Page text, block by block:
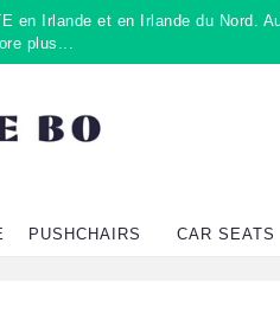
Irlande et en Irlande du Nord.
plus...
PUSHCHAIRS CAR SEATS